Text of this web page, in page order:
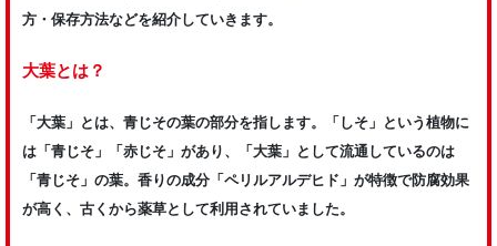
方・保存方法などを紹介していきます。
大葉とは？
「大葉」とは、青じその葉の部分を指します。「しそ」という植物に
は「青じそ」「赤じそ」があり、「大葉」として流通しているのは
「青じそ」の葉。香りの成分「ペリルアルデヒド」が特徴で防腐効果
が高く、古くから薬草として利用されていました。